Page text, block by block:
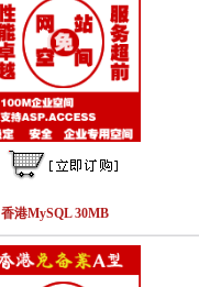
香港MySQL 30MB